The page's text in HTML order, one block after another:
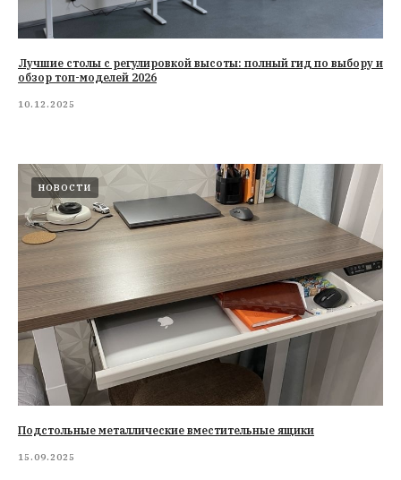
Лучшие столы с регулировкой высоты: полный гид по выбору и
обзор топ-моделей 2026
10.12.2025
НОВОСТИ
Подстольные металлические вместительные ящики
15.09.2025